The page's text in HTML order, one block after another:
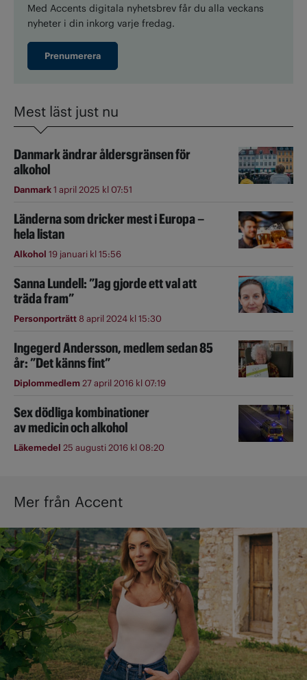
Med Accents digitala nyhetsbrev får du alla veckans
nyheter i din inkorg varje fredag.
Prenumerera
Mest läst just nu
Danmark ändrar åldersgränsen för
alkohol
Danmark1 april 2025 kl 07:51
Länderna som dricker mest i Europa –
hela listan
Alkohol 19 januari kl 15:56
Sanna Lundell: ”Jag gjorde ett val att
träda fram”
Personporträtt8 april 2024 kl 15:30
Ingegerd Andersson, medlem sedan 85
år: ”Det känns fint”
Diplommedlem27 april 2016 kl 07:19
Sex dödliga kombinationer
av medicin och alkohol
Läkemedel 25 augusti 2016 kl 08:20
Mer från Accent